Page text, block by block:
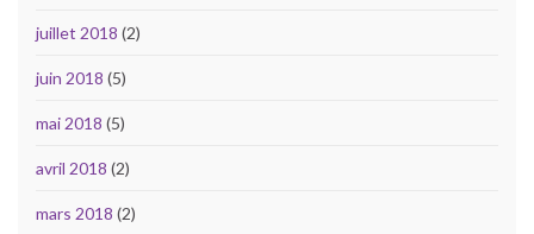
juillet 2018 (2)
juin 2018 (5)
mai 2018 (5)
avril 2018 (2)
mars 2018 (2)